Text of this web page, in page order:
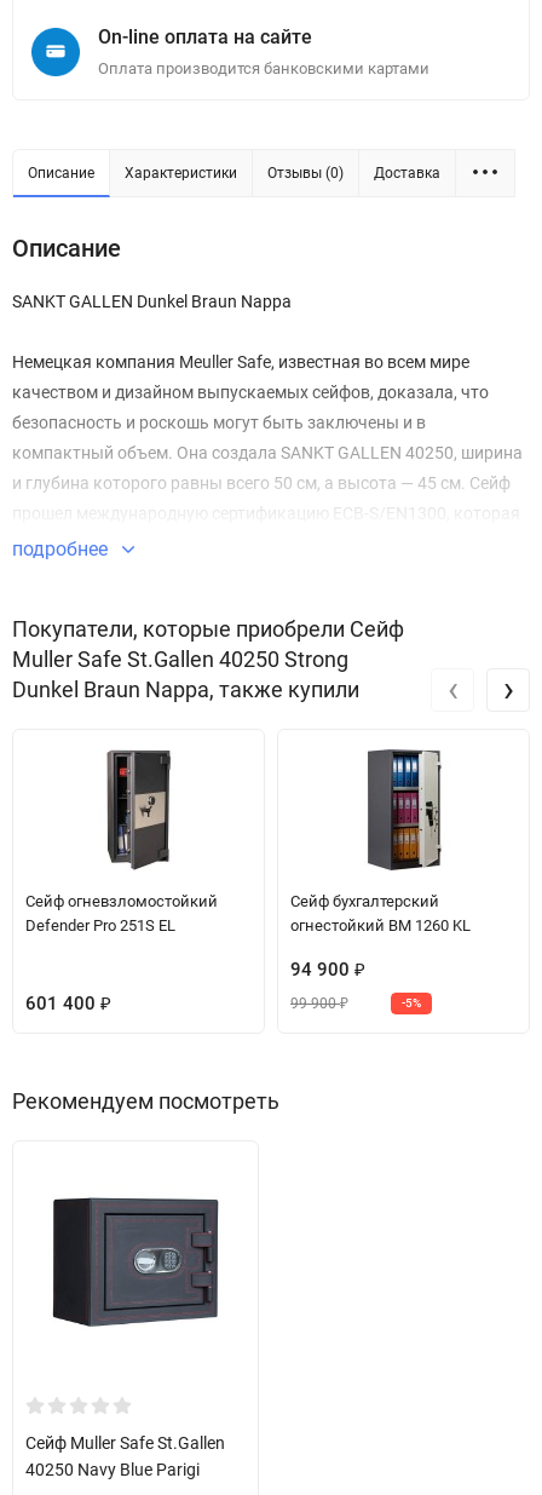
On-line оплата на сайте
Оплата производится банковскими картами
Описание Характеристики Отзывы (0) Доставка
Описание
SANKT GALLEN Dunkel Braun Nappa
Немецкая компания Meuller Safe, известная во всем мире
качеством и дизайном выпускаемых сейфов, доказала, что
безопасность и роскошь могут быть заключены и в
компактный объем. Она создала SANKT GALLEN 40250, ширина
и глубина которого равны всего 50 см, а высота — 45 см. Cейф
прошел международную сертификацию ECB-S/EN1300, которая
подтверждает 1-й класс взломостойкости. Вес SANKT GALLEN
электронным кодовым замком. Система ригелей прочно
фиксирует дверцу с четырех сторон, надежно защищая
ценности от несанкционированного доступа к ним. Снаружи и
дверца украшена изящной ручкой.
подробнее
Покупатели, которые приобрели Сейф
Muller Safe St.Gallen 40250 Strong
Dunkel Braun Nappa, также купили
Сейф огневзломостойкий
Defender Pro 251S EL
601 400 ₽
Сейф бухгалтерский
огнестойкий BM 1260 KL
94 900 ₽
99 900₽ -5%
‹ ›
Рекомендуем посмотреть
Сейф Muller Safe St.Gallen
40250 Navy Blue Parigi